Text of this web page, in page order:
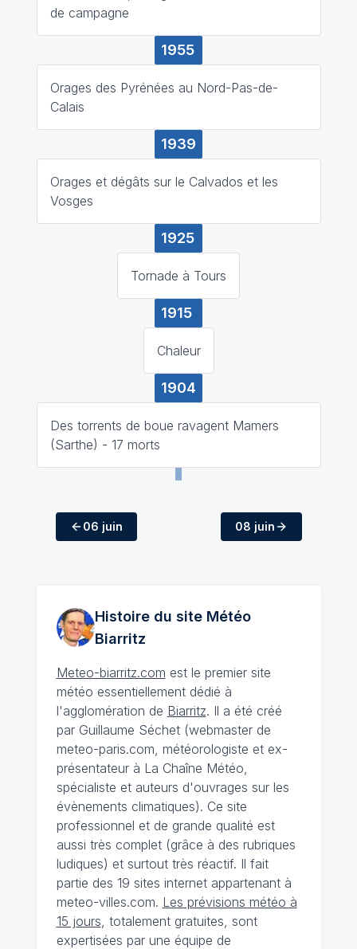
de campagne
1955
Orages des Pyrénées au Nord-Pas-de-
Calais
1939
Orages et dégâts sur le Calvados et les
Vosges
1925
Tornade à Tours
1915
Chaleur
1904
Des torrents de boue ravagent Mamers
(Sarthe) - 17 morts
06 juin 08 juin
Histoire du site Météo
Biarritz
Meteo-biarritz.com est le premier site
météo essentiellement dédié à
l'agglomération de Biarritz. Il a été créé
par Guillaume Séchet (webmaster de
meteo-paris.com, météorologiste et ex-
présentateur à La Chaîne Météo,
spécialiste et auteurs d'ouvrages sur les
évènements climatiques). Ce site
professionnel et de grande qualité est
aussi très complet (grâce à des rubriques
ludiques) et surtout très réactif. Il fait
partie des 19 sites internet appartenant à
meteo-villes.com. Les prévisions météo à
15 jours , totalement gratuites, sont
expertisées par une équipe de